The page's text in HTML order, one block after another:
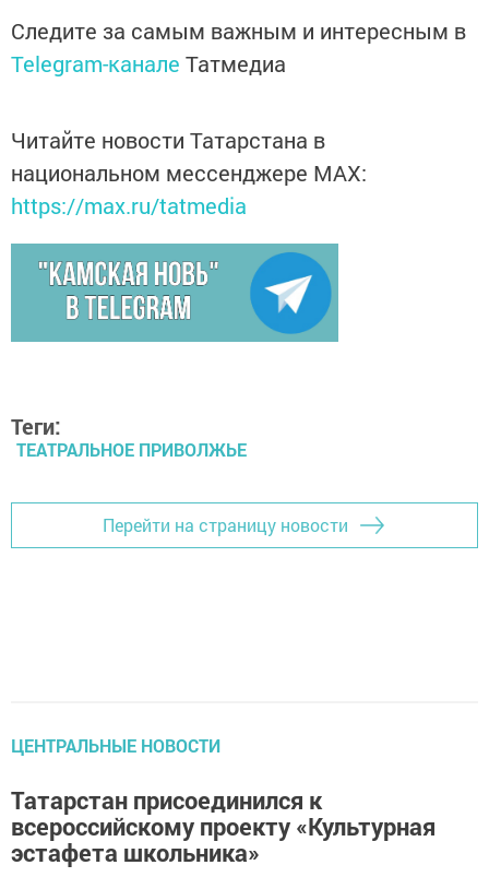
Следите за самым важным и интересным в
Telegram-канале Татмедиа
Читайте новости Татарстана в
национальном мессенджере MАХ:
https://max.ru/tatmedia
Теги:
ТЕАТРАЛЬНОЕ ПРИВОЛЖЬЕ
Перейти на страницу новости
ЦЕНТРАЛЬНЫЕ НОВОСТИ
Татарстан присоединился к
всероссийскому проекту «Культурная
эстафета школьника»